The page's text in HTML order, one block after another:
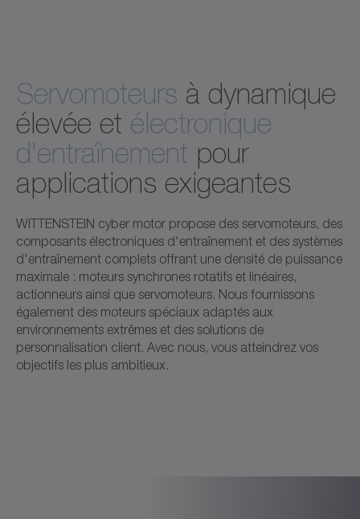
Servomoteurs à dynamique
élevée et électronique
d'entraînement pour
applications exigeantes
WITTENSTEIN cyber motor propose des servomoteurs, des
composants électroniques d'entraînement et des systèmes
d'entraînement complets offrant une densité de puissance
maximale : moteurs synchrones rotatifs et linéaires,
actionneurs ainsi que servomoteurs. Nous fournissons
également des moteurs spéciaux adaptés aux
environnements extrêmes et des solutions de
personnalisation client. Avec nous, vous atteindrez vos
objectifs les plus ambitieux.